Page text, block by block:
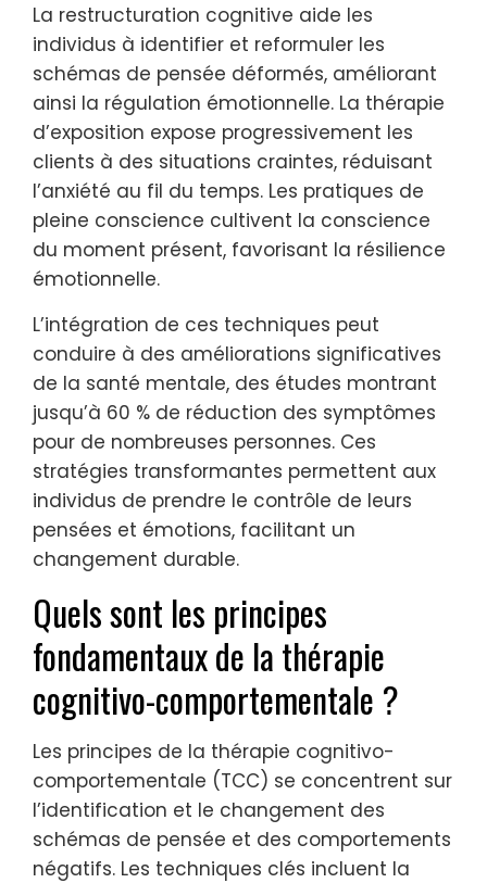
La restructuration cognitive aide les
individus à identifier et reformuler les
schémas de pensée déformés, améliorant
ainsi la régulation émotionnelle. La thérapie
d’exposition expose progressivement les
clients à des situations craintes, réduisant
l’anxiété au fil du temps. Les pratiques de
pleine conscience cultivent la conscience
du moment présent, favorisant la résilience
émotionnelle.
L’intégration de ces techniques peut
conduire à des améliorations significatives
de la santé mentale, des études montrant
jusqu’à 60 % de réduction des symptômes
pour de nombreuses personnes. Ces
stratégies transformantes permettent aux
individus de prendre le contrôle de leurs
pensées et émotions, facilitant un
changement durable.
Quels sont les principes
fondamentaux de la thérapie
cognitivo-comportementale ?
Les principes de la thérapie cognitivo-
comportementale (TCC) se concentrent sur
l’identification et le changement des
schémas de pensée et des comportements
négatifs. Les techniques clés incluent la